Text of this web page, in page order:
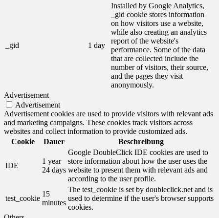
_gid 1 day
Installed by Google Analytics,
_gid cookie stores information
on how visitors use a website,
while also creating an analytics
report of the website's
performance. Some of the data
that are collected include the
number of visitors, their source,
and the pages they visit
anonymously.
Advertisement
Advertisement
Advertisement cookies are used to provide visitors with relevant ads
and marketing campaigns. These cookies track visitors across
websites and collect information to provide customized ads.
Cookie
Dauer Beschreibung
IDE
1 year
24 days
Google DoubleClick IDE cookies are used to
store information about how the user uses the
website to present them with relevant ads and
according to the user profile.
test_cookie
15
minutes
The test_cookie is set by doubleclick.net and is
used to determine if the user's browser supports
cookies.